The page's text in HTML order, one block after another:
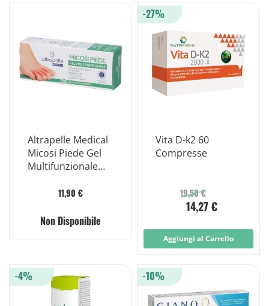
Altrapelle Medical
Micosi Piede Gel
Multifunzionale
11,90 €
Non Disponibile
Vita D-k2 60
Compresse
19,50 €
14,27 €
-27%
Aggiungi al Carrello
-4% -10%